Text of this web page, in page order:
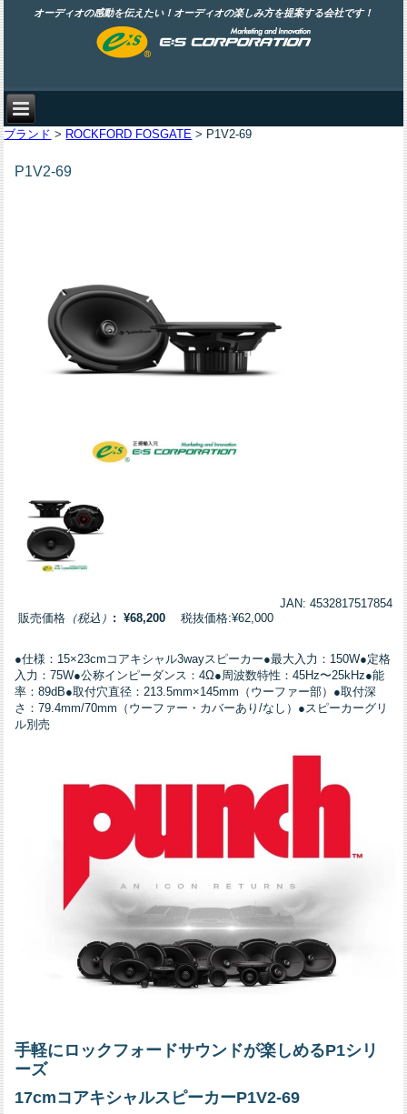
オーディオの感動を伝えたい！オーディオの楽しみ方を提案する会社です！
ブランド > ROCKFORD FOSGATE > P1V2-69
P1V2-69
JAN: 4532817517854
販売価格 （税込） : ¥68,200 税抜価格:¥62,000
●仕様：15×23cmコアキシャル3wayスピーカー●最大入力：150W●定格
入力：75W●公称インピーダンス：4Ω●周波数特性：45Hz〜25kHz●能
率：89dB●取付穴直径：213.5mm×145mm（ウーファー部）●取付深
さ：79.4mm/70mm（ウーファー・カバーあり/なし）●スピーカーグリ
ル別売
手軽にロックフォードサウンドが楽しめるP1シリ
ーズ
17cmコアキシャルスピーカーP1V2-69